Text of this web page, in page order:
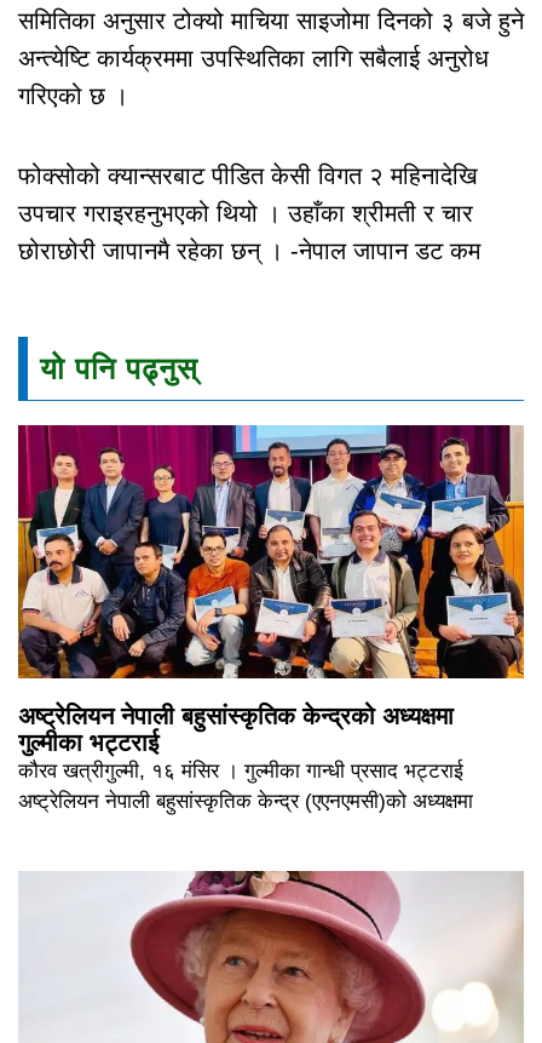
समितिका अनुसार टोक्यो माचिया साइजोमा दिनको ३ बजे हुने
अन्त्येष्टि कार्यक्रममा उपस्थितिका लागि सबैलाई अनुरोध
गरिएको छ ।
फोक्सोको क्यान्सरबाट पीडित केसी विगत २ महिनादेखि
उपचार गराइरहनुभएको थियो । उहाँका श्रीमती र चार
छोराछोरी जापानमै रहेका छन् । -नेपाल जापान डट कम
यो पनि पढ्नुस्
अष्ट्रेलियन नेपाली बहुसांस्कृतिक केन्द्रको अध्यक्षमा
गुल्मीका भट्टराई
कौरव खत्रीगुल्मी, १६ मंसिर । गुल्मीका गान्धी प्रसाद भट्टराई
अष्ट्रेलियन नेपाली बहुसांस्कृतिक केन्द्र (एएनएमसी)को अध्यक्षमा